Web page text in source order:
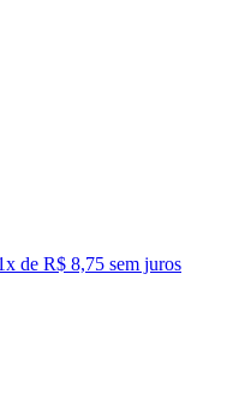
x de R$ 8,75 sem juros